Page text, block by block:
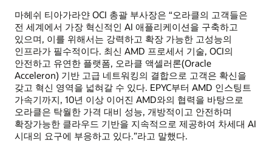
마헤쉬 티아가라얀 OCI 총괄 부사장은 “오라클의 고객들은
전 세계에서 가장 혁신적인 AI 애플리케이션을 구축하고
있으며, 이를 위해서는 강력하고 확장 가능한 고성능의
인프라가 필수적이다. 최신 AMD 프로세서 기술, OCI의
안전하고 유연한 플랫폼, 오라클 액셀러론(Oracle
Acceleron) 기반 고급 네트워킹의 결합으로 고객은 확신을
갖고 혁신 영역을 넓혀갈 수 있다. EPYC부터 AMD 인스팅트
가속기까지, 10년 이상 이어진 AMD와의 협력을 바탕으로
오라클은 탁월한 가격 대비 성능, 개방적이고 안전하며
확장가능한 클라우드 기반을 지속적으로 제공하여 차세대 AI
시대의 요구에 부응하고 있다.”라고 말했다.